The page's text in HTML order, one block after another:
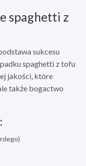
spaghetti z
sukcesu
spaghetti z tofu
jakości, które
także bogactwo